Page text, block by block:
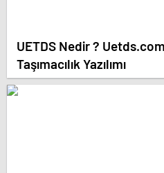
UETDS Nedir ?
Taşımacılık Yazılımı